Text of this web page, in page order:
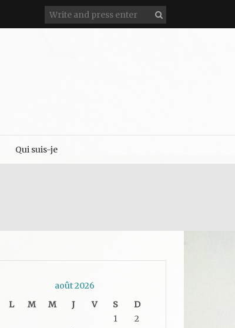
Qui suis-je
août 2026
L
M M J V S
D
1
2